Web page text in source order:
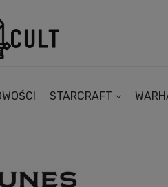
STARCRAFT